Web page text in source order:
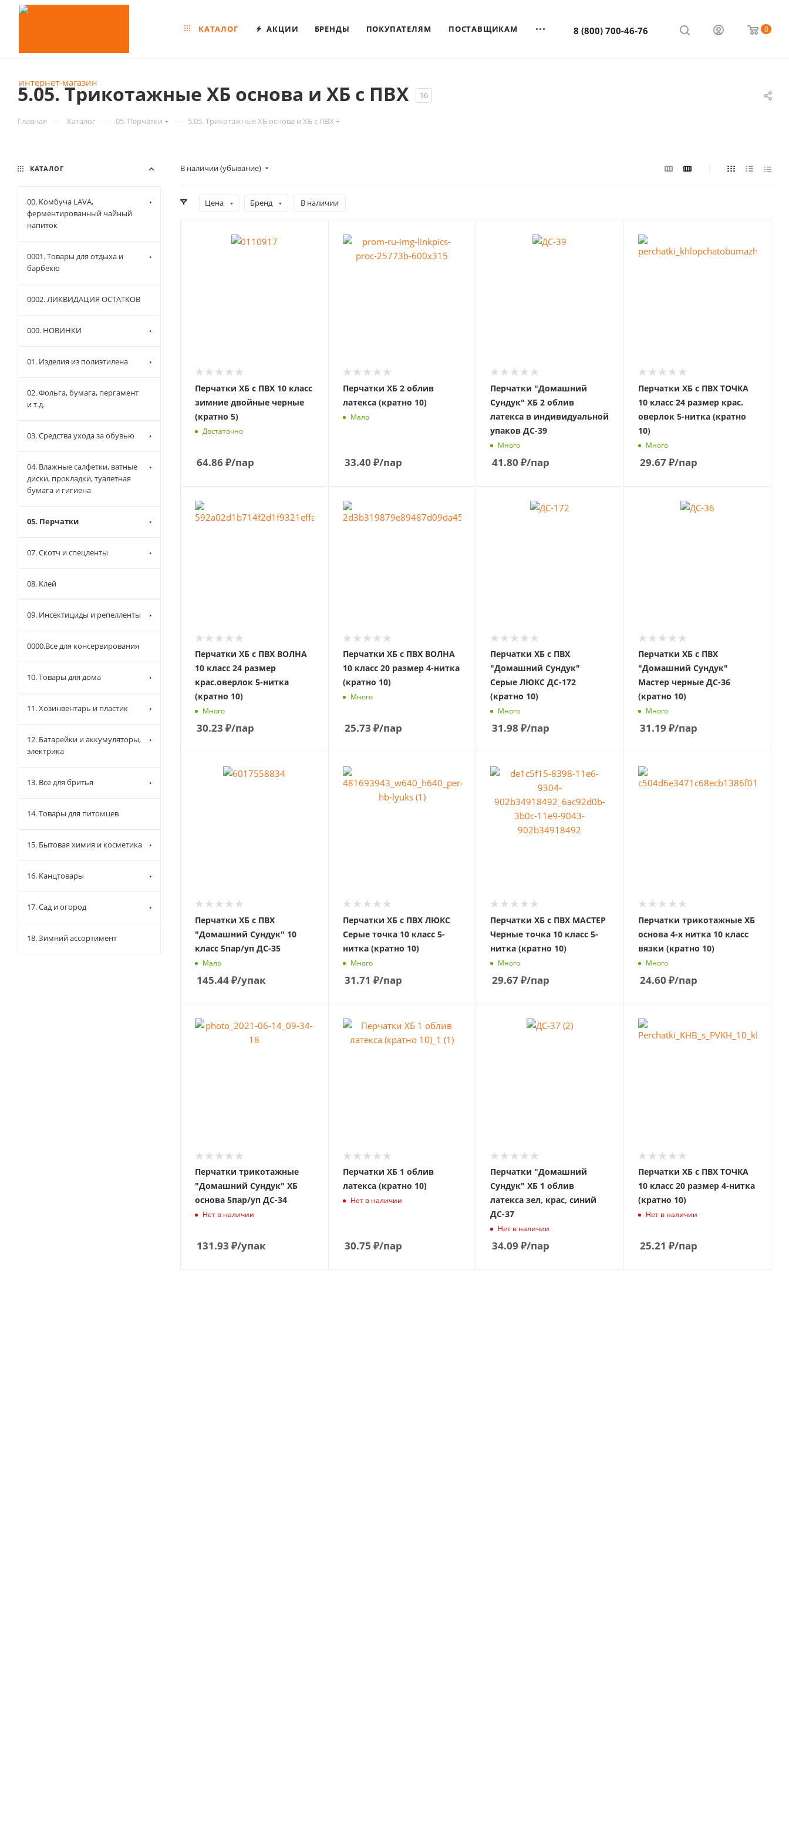
8 (800) 700-46-76 0
КАТАЛОГ АКЦИИ БРЕНДЫ ПОКУПАТЕЛЯМ ПОСТАВЩИКАМ
5.05. Трикотажные ХБ основа и ХБ с ПВХ 16
Главная — Каталог — 05. Перчатки — 5.05. Трикотажные ХБ основа и ХБ с ПВХ
В наличии (убывание)
Цена Бренд В наличии
Перчатки ХБ с ПВХ 10 класс
зимние двойные черные
(кратно 5)
Достаточно
64.86 ₽/пар
Перчатки ХБ 2 облив
латекса (кратно 10)
Мало
33.40 ₽/пар
Перчатки "Домашний
Сундук" ХБ 2 облив
латекса в индивидуальной
упаков ДС-39
Много
41.80 ₽/пар
Перчатки ХБ с ПВХ ТОЧКА
10 класс 24 размер крас.
оверлок 5-нитка (кратно
10)
Много
29.67₽/пар
Перчатки ХБ с ПВХ ВОЛНА
10 класс 24 размер
крас.оверлок 5-нитка
(кратно 10)
Много
30.23 ₽/пар
Перчатки ХБ с ПВХ ВОЛНА
10 класс 20 размер 4-нитка
(кратно 10)
Много
25.73 ₽/пар
Перчатки ХБ с ПВХ
"Домашний Сундук"
Серые ЛЮКС ДС-172
(кратно 10)
Много
31.98 ₽/пар
Перчатки ХБ с ПВХ
"Домашний Сундук"
Мастер черные ДС-36
(кратно 10)
Много
31.19 ₽/пар
Перчатки ХБ с ПВХ
"Домашний Сундук" 10
класс 5пар/уп ДС-35
Мало
145.44₽/упак
Перчатки ХБ с ПВХ ЛЮКС
Серые точка 10 класс 5-
нитка (кратно 10)
Много
31.71 ₽/пар
Перчатки ХБ с ПВХ МАСТЕР
Черные точка 10 класс 5-
нитка (кратно 10)
Много
29.67₽/пар
Перчатки трикотажные ХБ
основа 4-х нитка 10 класс
вязки (кратно 10)
Много
24.60 ₽/пар
Перчатки трикотажные
"Домашний Сундук" ХБ
основа 5пар/уп ДС-34
Нет в наличии
131.93 ₽/упак
Перчатки ХБ 1 облив
латекса (кратно 10)
Нет в наличии
30.75 ₽/пар
Перчатки "Домашний
Сундук" ХБ 1 облив
латекса зел, крас, синий
ДС-37
Нет в наличии
34.09 ₽/пар
Перчатки ХБ с ПВХ ТОЧКА
10 класс 20 paзмep 4-нитка
(кратно 10)
Нет в наличии
25.21 ₽/пар
КАТАЛОГ
00. Комбуча LAVA,
ферментированный чайный
напиток
0001. Товары для отдыха и
барбекю
0002. ЛИКВИДАЦИЯ ОСТАТКОВ
000. НОВИНКИ
01. Изделия из полиэтилена
02. Фольга, бумага, пергамент
и т.д.
03. Средства ухода за обувью
04. Влажные салфетки, ватные
диски, прокладки, туалетная
бумага и гигиена
05. Перчатки
07. Скотч и спецленты
08. Клей
09. Инсектициды и репелленты
0000.Все для консервирования
10. Товары для дома
11. Хозинвентарь и пластик
12. Батарейки и аккумуляторы,
электрика
13. Все для бритья
14. Товары для питомцев
15. Бытовая химия и косметика
16. Канцтовары
17. Сад и огород
18. Зимний ассортимент